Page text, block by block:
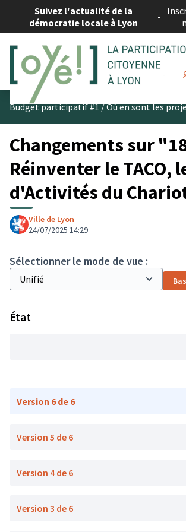
Suivez l'actualité de la
démocratie locale à Lyon
-
Budget participatif #1/Où en sont les
Changements sur
Réinventer le TACO,
d'Activités du
Ville de Lyon
24/07/2025 14:29
Sélectionner le mode de vue :
État
Version 6 de 6
Version 5 de 6
Version 4 de 6
Version 3 de 6